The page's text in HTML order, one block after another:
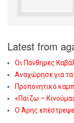
Latest from
Οι Πάνθηρες
Αναχώρησε για τα
Προπονητικό
«Παίζω –
Ο Άρης